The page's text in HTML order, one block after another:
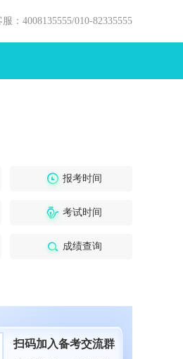
：4008135555/010-82335555
报考时间
考试时间
成绩查询
扫码加入备考交流群